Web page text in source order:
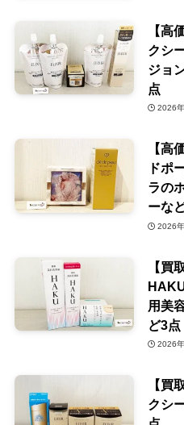
【高
クシ
ジョ
点
2026
【高
ドポ
ラの
ーな
2026
【買
用美
ど3点
2026
【買
クシ